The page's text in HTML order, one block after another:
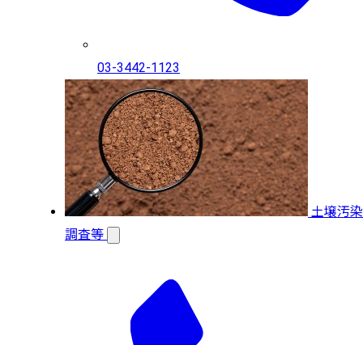
03-3442-1123
土壌汚染
調査等